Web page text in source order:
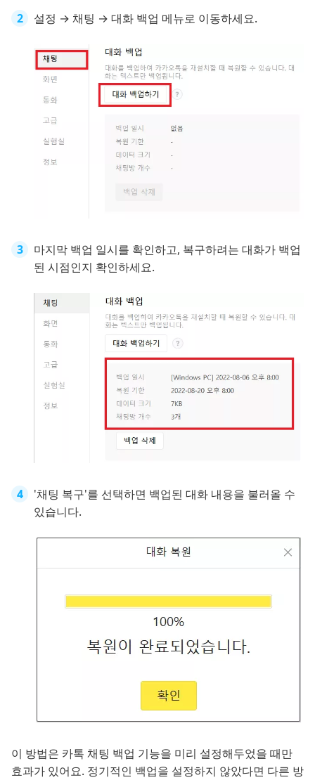
설정 → 채팅 → 대화 백업 메뉴로 이동하세요.
마지막 백업 일시를 확인하고, 복구하려는 대화가 백업
된 시점인지 확인하세요.
'채팅 복구'를 선택하면 백업된 대화 내용을 불러올 수
있습니다.
이 방법은 카톡 채팅 백업 기능을 미리 설정해두었을 때만
효과가 있어요. 정기적인 백업을 설정하지 않았다면 다른 방